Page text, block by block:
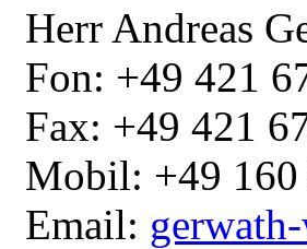
Herr Andreas
Fon: +49 421
Fax: +49 421
Mobil: +49 160
Email: